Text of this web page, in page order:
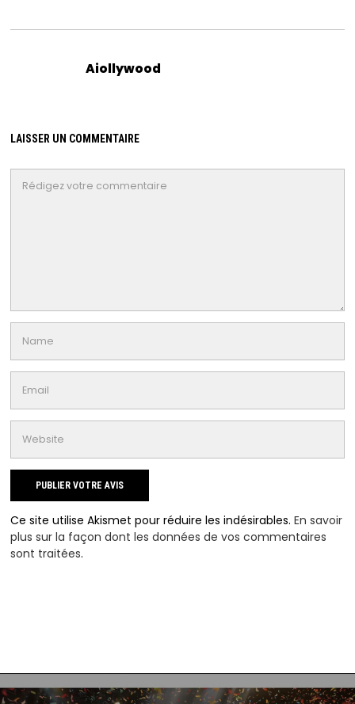
Aiollywood
LAISSER UN COMMENTAIRE
Ce site utilise Akismet pour réduire les indésirables.En savoir
plus sur la façon dont les données de vos commentaires
sont traitées.